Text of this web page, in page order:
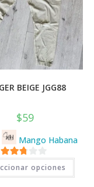
BEIGE JGG88
$59
Mango Habana
2.71
de 5
opciones
Este
tiene